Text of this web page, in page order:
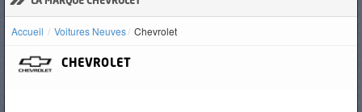
Accueil Voitures Neuves Chevrolet
CHEVROLET
D'OCCASION